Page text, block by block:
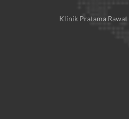
Klinik Pratama Rawat